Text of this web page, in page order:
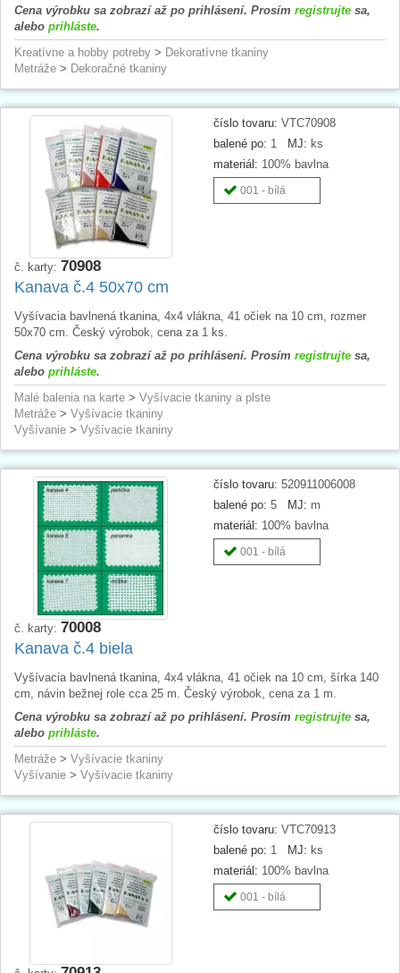
Cena výrobku sa zobrazí až po prihlásení. Prosím registrujte sa,
alebo prihláste.
Kreatívne a hobby potreby > Dekoratívne tkaniny
Metráže > Dekoračné tkaniny
číslo tovaru: VTC70908
balené po: 1 MJ: ks
materiál: 100% bavlna
001 - bílá
č. karty: 70908
Kanava č.4 50x70 cm
Vyšívacia bavlnená tkanina, 4x4 vlákna, 41 očiek na 10 cm, rozmer
50x70 cm. Český výrobok, cena za 1 ks.
Cena výrobku sa zobrazí až po prihlásení. Prosím registrujte sa,
alebo prihláste.
Malé balenia na karte > Vyšívacie tkaniny a plste
Metráže > Vyšívacie tkaniny
Vyšívanie > Vyšívacie tkaniny
číslo tovaru: 520911006008
balené po: 5 MJ: m
materiál: 100% bavlna
001 - bílá
č. karty: 70008
Kanava č.4 biela
Vyšívacia bavlnená tkanina, 4x4 vlákna, 41 očiek na 10 cm, šírka 140
cm, návin bežnej role cca 25 m. Český výrobok, cena za 1 m.
Cena výrobku sa zobrazí až po prihlásení. Prosím registrujte sa,
alebo prihláste.
Metráže > Vyšívacie tkaniny
Vyšívanie > Vyšívacie tkaniny
číslo tovaru: VTC70913
balené po: 1 MJ: ks
materiál: 100% bavlna
001 - bílá